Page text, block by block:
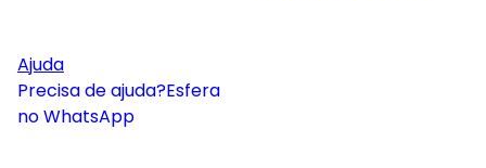
Ajuda
Precisa de ajuda?Esfera
no WhatsApp